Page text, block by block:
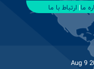
ما ارتباط با ما
Aug 9